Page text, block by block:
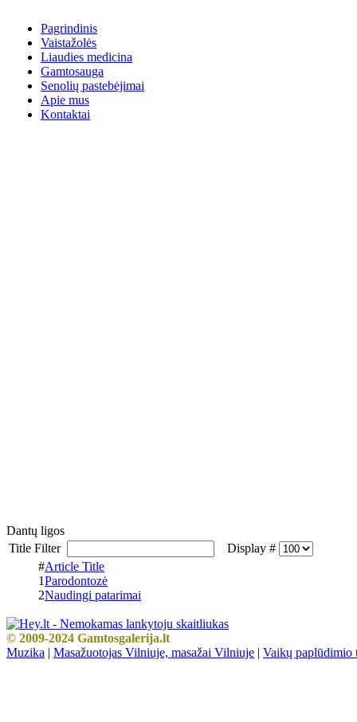
Pagrindinis
Vaistažolės
Liaudies medicina
Gamtosauga
Senolių pastebėjimai
Apie mus
Kontaktai
Dantų ligos
Title Filter
Display #
#Article Title
1Parodontozė
2Naudingi patarimai
© 2009-2024 Gamtosgalerija.lt
Muzika | Masažuotojas Vilniuje, masažai Vilniuje | Vaikų paplūdimio